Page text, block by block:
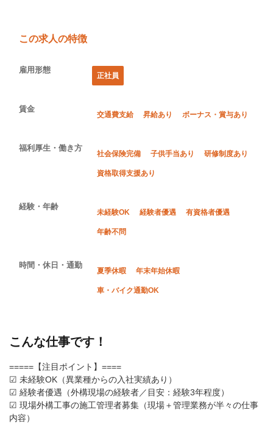
この求人の特徴
雇用形態
正社員
賃金
交通費支給 昇給あり ボーナス・賞与あり
福利厚生・働き方
社会保険完備 子供手当あり 研修制度あり
資格取得支援あり
経験・年齢
未経験OK 経験者優遇 有資格者優遇
年齢不問
時間・休日・通勤
夏季休暇 年末年始休暇
車・バイク通勤OK
こんな仕事です！
=====【注目ポイント】====
☑ 未経験OK（異業種からの入社実績あり）
☑ 経験者優遇（外構現場の経験者／目安：経験3年程度）
☑ 現場外構工事の施工管理者募集（現場＋管理業務が半々の仕事
内容）